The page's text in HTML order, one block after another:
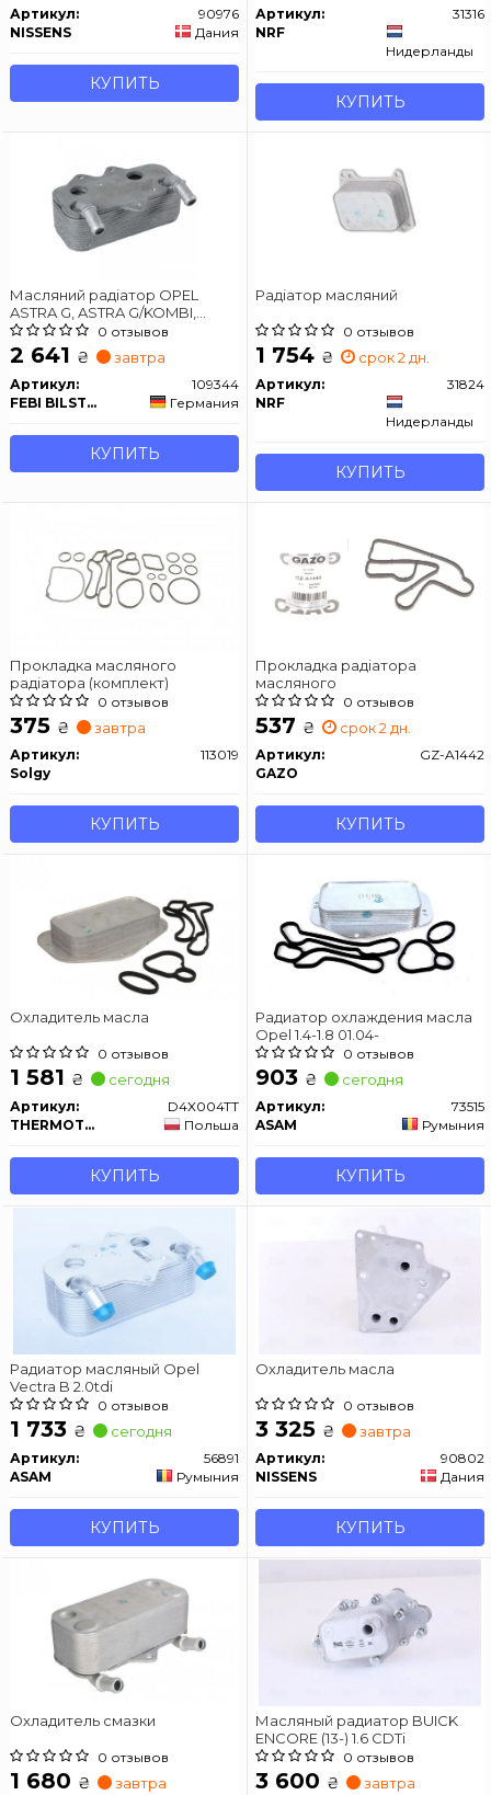
Артикул:
90976
NISSENS
Дания
КУПИТЬ
Артикул:
31316
NRF
Нидерланды
КУПИТЬ
Масляний радіатор OPEL
ASTRA G, ASTRA G/KOMBI,
SIGNUM, SINTRA, VECTRA B,
VECTRA C, VECTRA C GTS,
ZAFIRA A SAAB 9-3, 9-5
2.0D/2.2D 11.96-02.15
0 отзывов
2 641 ₴ завтра
Артикул:
109344
FEBI BILSTEIN
Германия
КУПИТЬ
Радіатор масляний
0 отзывов
1 754 ₴ срок 2 дн.
Артикул:
31824
NRF
Нидерланды
КУПИТЬ
Прокладка масляного
радіатора (комплект)
0 отзывов
375 ₴ завтра
Артикул:
113019
Solgy
КУПИТЬ
Прокладка радіатора
масляного
0 отзывов
537 ₴ срок 2 дн.
Артикул:
GZ-A1442
GAZO
КУПИТЬ
Охладитель масла
0 отзывов
1 581 ₴ сегодня
Артикул:
D4X004TT
THERMOTEC
Польша
КУПИТЬ
Радиатор охлаждения масла
Opel 1.4-1.8 01.04-
0 отзывов
903 ₴ сегодня
Артикул:
73515
ASAM
Румыния
КУПИТЬ
Радиатор масляный Opel
Vectra B 2.0tdi
0 отзывов
1 733 ₴ сегодня
Артикул:
56891
ASAM
Румыния
КУПИТЬ
Охладитель масла
0 отзывов
3 325 ₴ завтра
Артикул:
90802
NISSENS
Дания
КУПИТЬ
Охладитель смазки
0 отзывов
1 680 ₴ завтра
Масляный радиатор BUICK
ENCORE (13-) 1.6 CDTi
0 отзывов
3 600 ₴ завтра